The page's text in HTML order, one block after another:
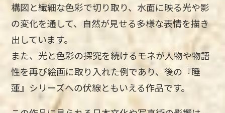
構図と繊細な色彩で切り取り、水面に映る光や影
の変化を通して、自然が見せる多様な表情を描き
出しています。
また、光と色彩の探究を続けるモネが人物や物語
性を再び絵画に取り入れた例であり、後の『睡
蓮』シリーズへの伏線ともいえる作品です。